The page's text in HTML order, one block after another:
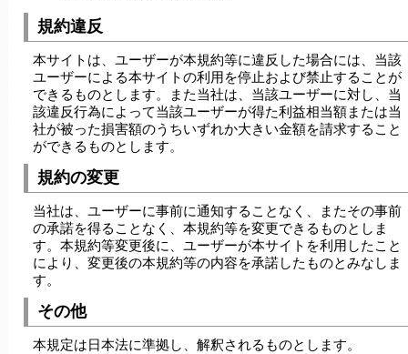
規約違反
本サイトは、ユーザーが本規約等に違反した場合には、当該
ユーザーによる本サイトの利用を停止および禁止することが
できるものとします。また当社は、当該ユーザーに対し、当
該違反行為によって当該ユーザーが得た利益相当額または当
社が被った損害額のうちいずれか大きい金額を請求すること
ができるものとします。
規約の変更
当社は、ユーザーに事前に通知することなく、またその事前
の承諾を得ることなく、本規約等を変更できるものとしま
す。本規約等変更後に、ユーザーが本サイトを利用したこと
により、変更後の本規約等の内容を承諾したものとみなしま
す。
その他
本規定は日本法に準拠し、解釈されるものとします。